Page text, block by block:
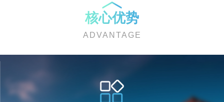
核心优势
ADVANTAGE